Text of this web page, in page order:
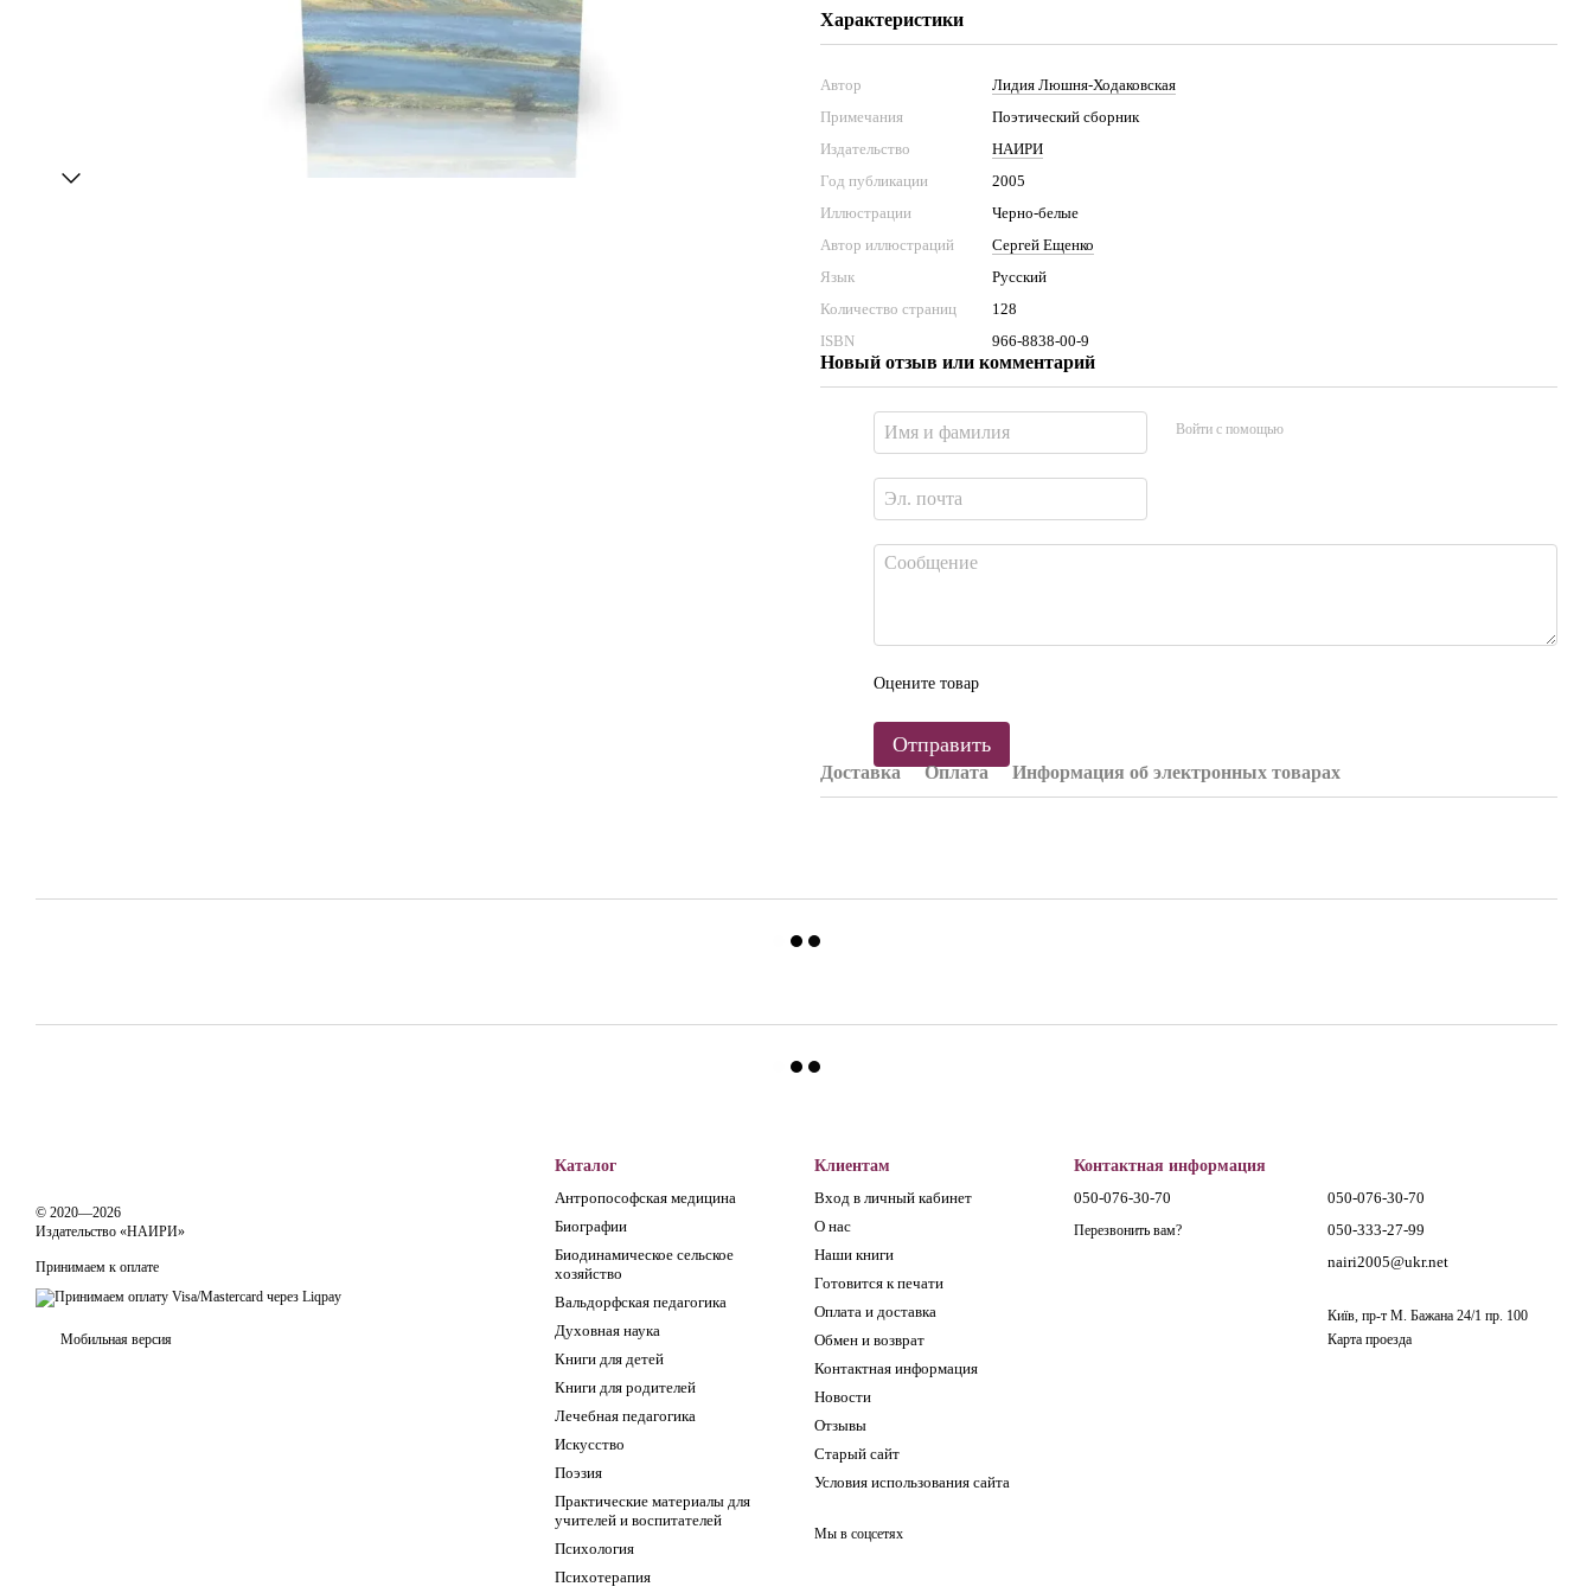
Характеристики
Автор
Лидия Люшня-Ходаковская
Примечания
Поэтический сборник
Издательство
НАИРИ
Год публикации
2005
Иллюстрации
Черно-белые
Автор иллюстраций
Сергей Ещенко
Язык
Русский
Количество страниц
128
ISBN
966-8838-00-9
Новый отзыв или комментарий
Войти с помощью
Оцените товар
Отправить
Доставка Оплата Информация об электронных товарах
© 2020—2026
Издательство «НАИРИ»
Принимаем к оплате
Мобильная версия
Каталог
Антропософская медицина
Биографии
Биодинамическое сельское
хозяйство
Вальдорфская педагогика
Духовная наука
Книги для детей
Книги для родителей
Лечебная педагогика
Искусство
Поэзия
Практические материалы для
учителей и воспитателей
Психология
Психотерапия
Клиентам
Вход в личный кабинет
О нас
Наши книги
Готовится к печати
Оплата и доставка
Обмен и возврат
Контактная информация
Новости
Отзывы
Старый сайт
Условия использования сайта
Мы в соцсетях
Контактная информация
050-076-30-70
Перезвонить вам?
050-076-30-70
050-333-27-99
nairi2005@ukr.net
Київ, пр-т М. Бажана 24/1 пр. 100
Карта проезда